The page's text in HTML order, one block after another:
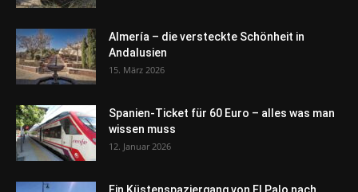
Almería – die versteckte Schönheit in
Andalusien
15. März 2026
Spanien-Ticket für 60 Euro – alles was man
wissen muss
12. Januar 2026
Ein Küstenspaziergang von El Palo nach